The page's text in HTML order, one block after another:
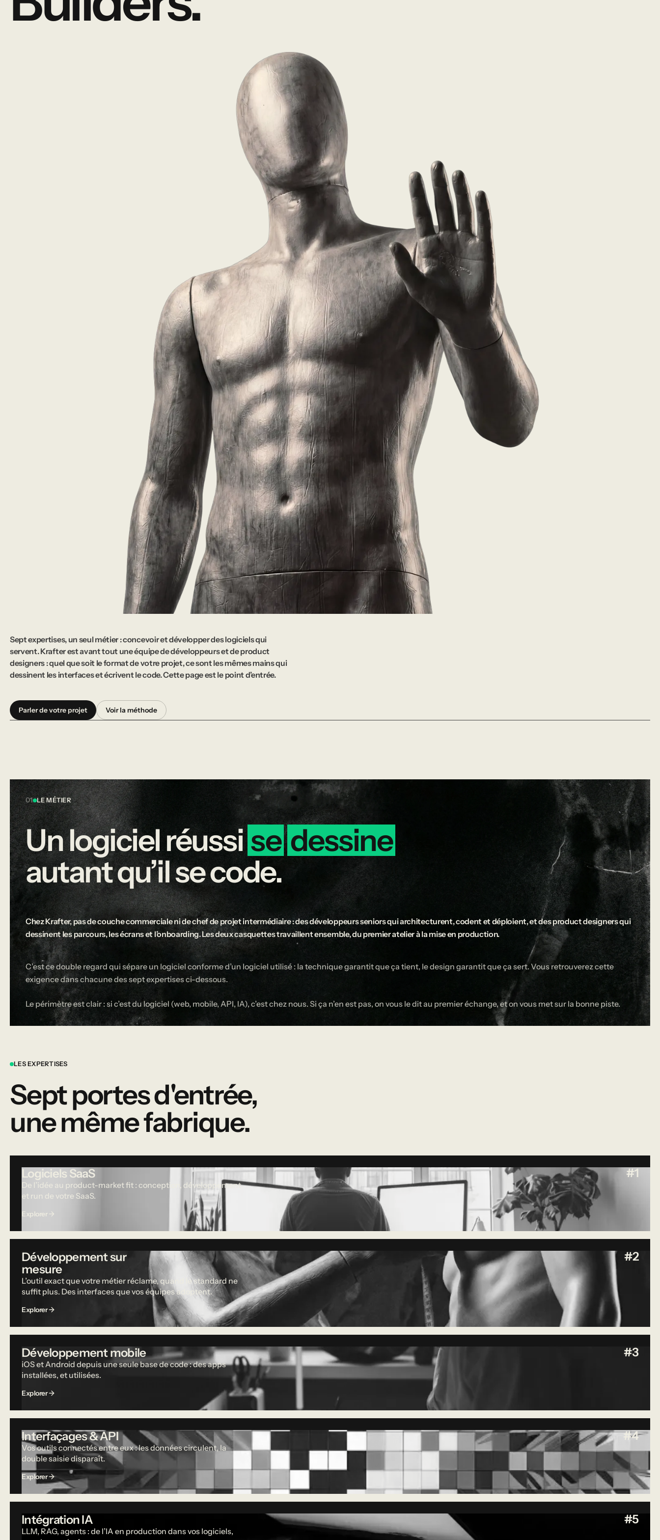
Sept expertises, un seul métier : concevoir et développer des logiciels qui
servent. Krafter est avant tout une équipe de développeurs et de product
designers : quel que soit le format de votre projet, ce sont les mêmes mains qui
dessinent les interfaces et écrivent le code. Cette page est le point d’entrée.
Parler de votre projet Voir la méthode
01 LE MÉTIER
Unlogiciel réussi se dessine
autantqu’ilsecode.
Chez Krafter, pas de couche commerciale ni de chef de projet intermédiaire : des développeurs seniors qui architecturent, codent et déploient, et des product designers qui
dessinent les parcours, les écrans et l’onboarding. Les deux casquettes travaillent ensemble, du premier atelier à la mise en production.
C’est ce double regard qui sépare un logiciel conforme d’un logiciel utilisé : la technique garantit que ça tient, le design garantit que ça sert. Vous retrouverez cette
exigence dans chacune des sept expertises ci-dessous.
Le périmètre est clair : si c’est du logiciel (web, mobile, API, IA), c’est chez nous. Si ça n’en est pas, on vous le dit au premier échange, et on vous met sur la bonne piste.
LES EXPERTISES
Sept portes d'entrée,
une même fabrique.
Logiciels SaaS #1
De l’idée au product-market fit : conception, développement
et run de votre SaaS.
Explorer
Développement sur
mesure
#2
L’outil exact que votre métier réclame, quand le standard ne
suffit plus. Des interfaces que vos équipes adoptent.
Explorer
Développement mobile #3
iOS et Android depuis une seule base de code : des apps
installées, et utilisées.
Explorer
Interfaçages & API #4
Vos outils connectés entre eux : les données circulent, la
double saisie disparaît.
Explorer
Intégration IA #5
LLM, RAG, agents : de l’IA en production dans vos logiciels,